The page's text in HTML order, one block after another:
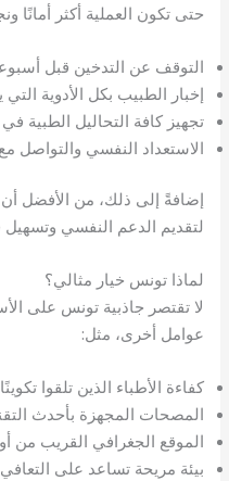
حتى تكون العملية أكثر أمانًا
التوقف عن التدخين قبل
إخبار الطبيب بكل الأدوية التي
تجهيز كافة التحاليل الطبية
الاستعداد النفسي
إضافةً إلى ذلك، من الأفضل أن
لتقديم الدعم النفسي وتسهيل
لماذا تونس خيار مثالي؟
لا تقتصر جاذبية تونس على
عوامل أخرى، مثل:
كفاءة الأطباء الذين تلقوا
المصحات المجهزة بأحدث
الموقع الجغرافي القريب من
بيئة مريحة تساعد على